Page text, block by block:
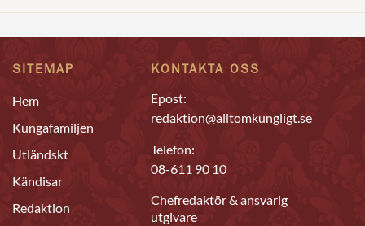
SITEMAP
Hem
Kungafamiljen
Utländskt
Kändisar
Redaktion
KONTAKTA OSS
Epost:
redaktion@alltomkungligt.se
Telefon:
08-611 90 10
Chefredaktör & ansvarig
utgivare